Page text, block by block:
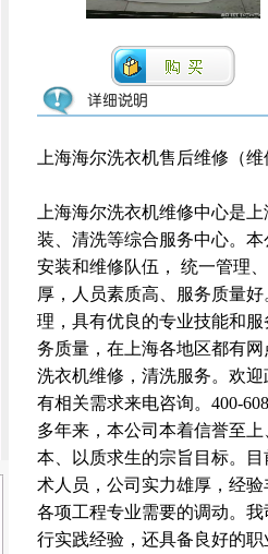
上海海尔洗衣机售后维修（
上海海尔洗衣机维修中心是
装、清洗等综合服务中心。
安装和维修队伍， 统一管理
厚，人员素质高、服务质量
理，具有优良的专业技能和
务质量，在上海各地区都有
洗衣机维修，清洗服务。欢
有相关需求来电咨询。400-
多年来，本公司本着信誉至
本、以质求生的宗旨目标。
术人员，公司实力雄厚，经
各项工程专业需要的调动。
行实践经验，还具备良好的